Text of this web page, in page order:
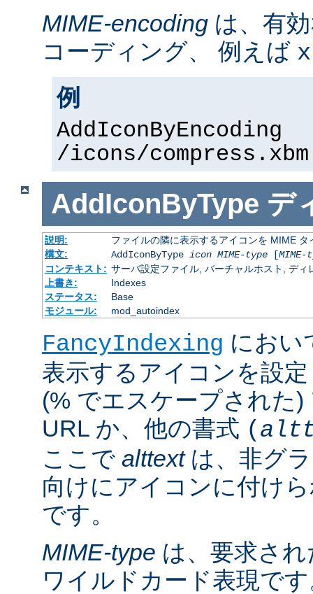
MIME-encoding は、有
コーディング、 例えば
例
AddIconByEncoding
/icons/
AddIconByType デ
説明:
ファイルの隣に表示するアイコンを MIME タ
構文:
AddIconByType icon MIME-type[MIME-
コンテキスト: サーバ設定ファイル, バーチャルホスト, ディ
上書き:
Indexes
ステータス:
Base
モジュール:
mod_autoindex
FancyIndexing におい
表示するアイコンを設
(% でエスケープされた
URL か、他の書式 (
ここで alttextは、非グ
向けにアイコンに付け
です。
MIME-type は、要求さ
ワイルドカード表現で